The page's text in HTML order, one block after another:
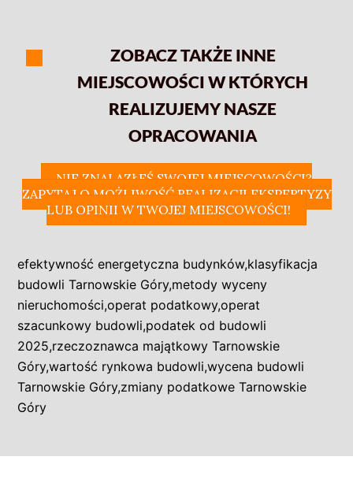
ZOBACZ TAKŻE INNE
MIEJSCOWOŚCI W KTÓRYCH
REALIZUJEMY NASZE
OPRACOWANIA
NIE ZNALAZŁEŚ SWOJEJ MIEJSCOWOŚCI?
ZAPYTAJ O MOŻLIWOŚĆ REALIZACJI EKSPERTYZY
LUB OPINII W TWOJEJ MIEJSCOWOŚCI!
efektywność energetyczna budynków,klasyfikacja
budowli Tarnowskie Góry,metody wyceny
nieruchomości,operat podatkowy,operat
szacunkowy budowli,podatek od budowli
2025,rzeczoznawca majątkowy Tarnowskie
Góry,wartość rynkowa budowli,wycena budowli
Tarnowskie Góry,zmiany podatkowe Tarnowskie
Góry